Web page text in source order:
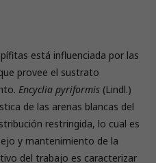
está influenciada por las
provee el sustrato
Encyclia pyriformis (Lindl.)
de las arenas blancas del
restringida, lo cual es
y mantenimiento de la
del trabajo es caracterizar